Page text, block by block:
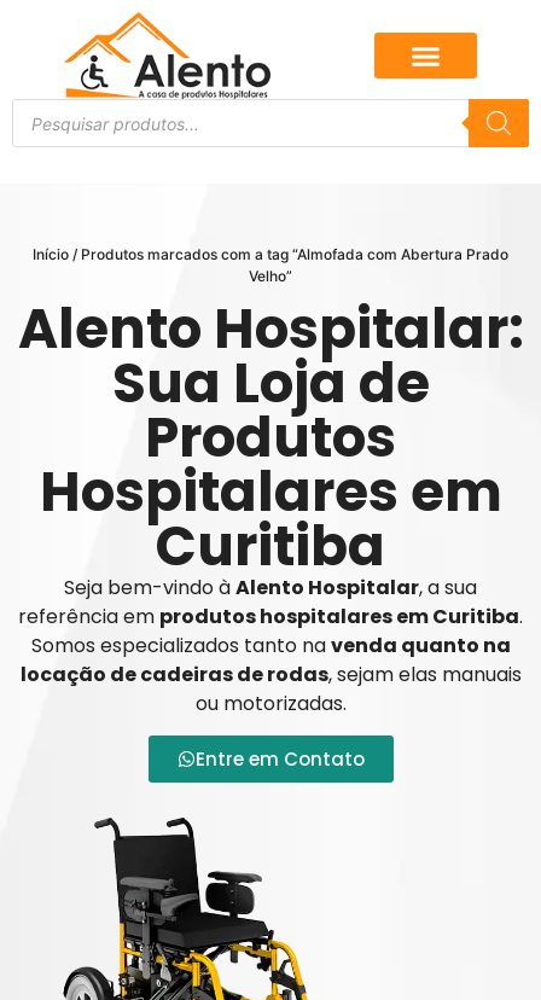
Início / Produtos marcados com a tag “Almofada com Abertura Prado
Velho”
Alento Hospitalar:
Sua Loja de
Produtos
Hospitalares em
Curitiba
Seja bem-vindo àAlento Hospitalar, a sua
referência em produtos hospitalares em Curitiba.
Somos especializados tanto navenda quanto na
locação de cadeiras de rodas, sejam elas manuais
ou motorizadas.
Entre em Contato